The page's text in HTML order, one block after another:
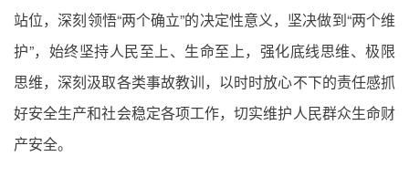
站位，深刻领悟“两个确立”的决定性意义，坚决做到“两个维
护”，始终坚持人民至上、生命至上，强化底线思维、极限
思维，深刻汲取各类事故教训，以时时放心不下的责任感抓
好安全生产和社会稳定各项工作，切实维护人民群众生命财
产安全。